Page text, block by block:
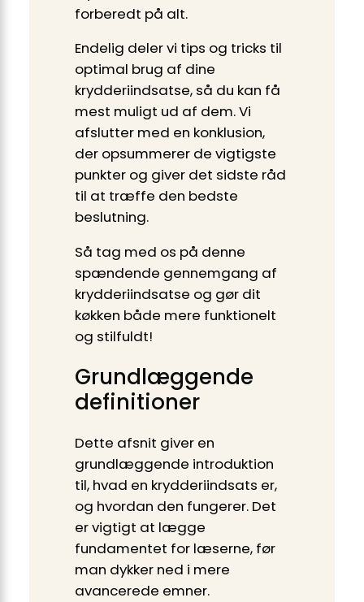
forberedt på alt.
Endelig deler vi tips og tricks til
optimal brug af dine
krydderiindsatse, så du kan få
mest muligt ud af dem. Vi
afslutter med en konklusion,
der opsummerer de vigtigste
punkter og giver det sidste råd
til at træffe den bedste
beslutning.
Så tag med os på denne
spændende gennemgang af
krydderiindsatse og gør dit
køkken både mere funktionelt
og stilfuldt!
Grundlæggende
definitioner
Dette afsnit giver en
grundlæggende introduktion
til, hvad en krydderiindsats er,
og hvordan den fungerer. Det
er vigtigt at lægge
fundamentet for læserne, før
man dykker ned i mere
avancerede emner.